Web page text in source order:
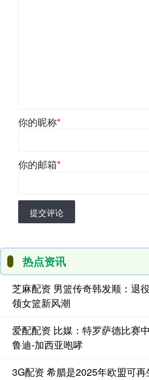
你的昵称*
你的邮箱*
提交评论
热点资讯
芝麻配资 男篮传奇韩发顺：退
领女篮新风潮
爱配配资 比媒：特罗萨德比赛
鲁迪-加西亚咆哮
3G配资 希腊是2025年欧盟可